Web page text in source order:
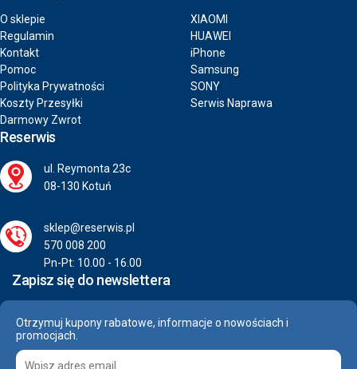
O sklepie
Regulamin
Kontakt
Pomoc
Polityka Prywatności
Koszty Przesyłki
Darmowy Zwrot
XIAOMI
HUAWEI
iPhone
Samsung
SONY
Serwis Naprawa
Reserwis
ul. Reymonta 23c
08-130 Kotuń
sklep@reserwis.pl
570 008 200
Pn-Pt: 10.00 - 16.00
Zapisz się do newslettera
Otrzymuj kupony rabatowe, informacje o nowościach i
promocjach.